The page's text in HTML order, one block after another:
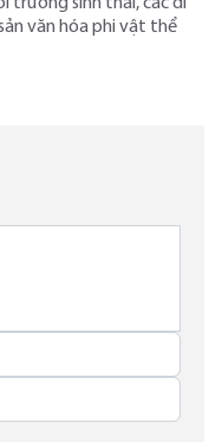
trường sinh thái, các di
văn hóa phi vật thể